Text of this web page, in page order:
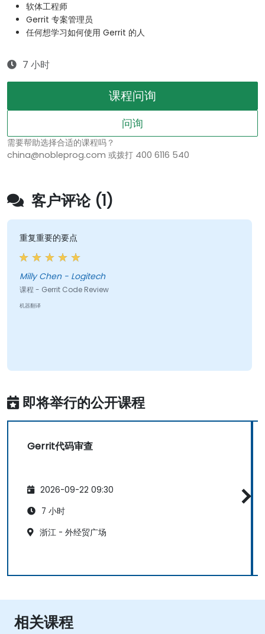
软体工程师
Gerrit 专案管理员
任何想学习如何使用 Gerrit 的人
7 小时
课程问询
问询
需要帮助选择合适的课程吗？
china@nobleprog.com 或拨打 400 6116 540
客户评论 (1)
重复重要的要点
Milly Chen - Logitech
课程 - Gerrit Code Review
机器翻译
即将举行的公开课程
Gerrit代码审查
2026-09-22 09:30
7 小时
浙江 - 外经贸广场
相关课程